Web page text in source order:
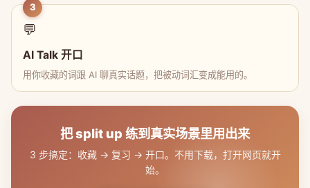
3
💬
AI Talk 开口
用你收藏的词跟 AI 聊真实话题，把被动词汇变成能用的。
把 split up 练到真实场景里用出来
3 步搞定：收藏 → 复习 → 开口。不用下载，打开网页就开
始。